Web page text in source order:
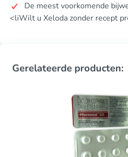
De meest voorkomende
<liWilt u Xeloda zonder recept
Gerelateerde producten: